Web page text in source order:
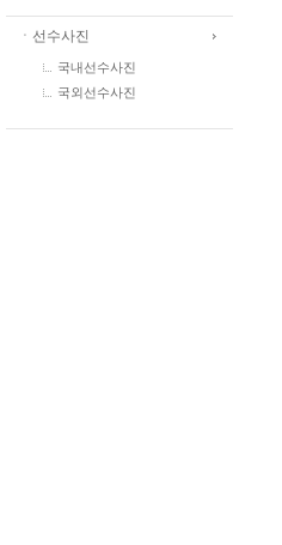
ㆍ선수사진
국내선수사진
국외선수사진